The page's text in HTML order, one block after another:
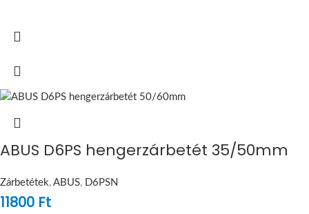
ABUS D6PS hengerzárbetét 35/50mm
Zárbetétek, ABUS, D6PSN
11800 Ft